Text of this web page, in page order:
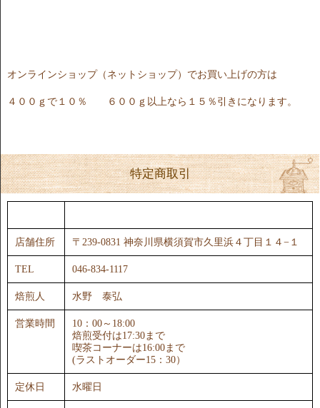
オンラインショップ（ネットショップ）でお買い上げの方は
４００ｇで１０％ ６００ｇ以上なら１５％引きになります。
特定商取引
店舗住所 〒239-0831 神奈川県横須賀市久里浜４丁目１４−１
TEL 046-834-1117
焙煎人 水野 泰弘
営業時間
10：00～18:00
焙煎受付は17:30まで
喫茶コーナーは16:00まで
(ラストオーダー15：30）
定休日 水曜日